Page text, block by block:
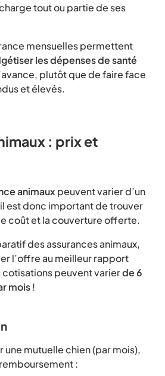
tout ou partie de ses
mensuelles permettent
les dépenses de santé
plutôt que de faire face
et élevés.
: prix et
animaux peuvent varier d’un
il est donc important de trouver
coût et la couverture offerte.
des assurances animaux,
l’offre au meilleur rapport
peuvent varierde 6
mois!
une mutuelle chien (par mois),
: